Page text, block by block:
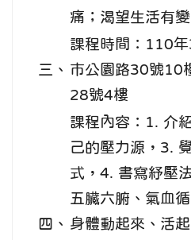
痛；渴望生活有
三、
課程時間：110
巿公園路30號10
28號4樓
四、
課程內容：1. 介
己的壓力源，3.
式，4. 書寫紓壓
五臟六腑、氣血
身體動起來、活